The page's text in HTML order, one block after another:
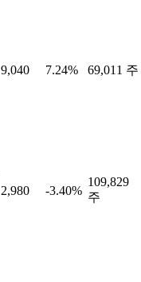
9,040 7.24% 69,011 주
2,980 -3.40%
109,829
주